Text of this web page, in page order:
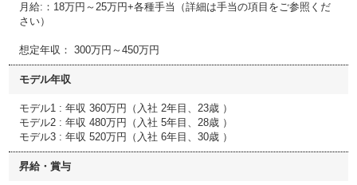
月給:：18万円～25万円+各種手当（詳細は手当の項目をご参照くだ
さい）
想定年収： 300万円～450万円
モデル年収
モデル1 : 年収 360万円（入社 2年目、23歳 ）
モデル2 : 年収 480万円（入社 5年目、28歳 ）
モデル3 : 年収 520万円（入社 6年目、30歳 ）
昇給・賞与